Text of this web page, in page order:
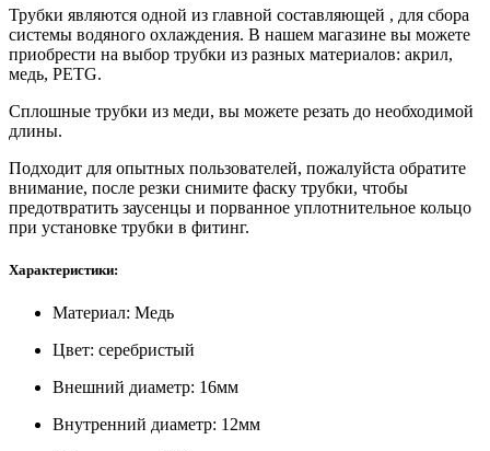
Трубки являются одной из главной составляющей , для сбора
системы водяного охлаждения. В нашем магазине вы можете
приобрести на выбор трубки из разных материалов: акрил,
медь, PETG.
Сплошные трубки из меди, вы можете резать до необходимой
длины.
Подходит для опытных пользователей, пожалуйста обратите
внимание, после резки снимите фаску трубки, чтобы
предотвратить заусенцы и порванное уплотнительное кольцо
при установке трубки в фитинг.
Характеристики:
Материал: Медь
Цвет: серебристый
Внешний диаметр: 16мм
Внутренний диаметр: 12мм